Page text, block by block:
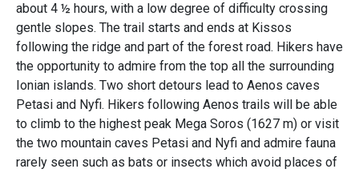
about 4 ½ hours, with a low degree of difficulty crossing
gentle slopes. The trail starts and ends at Kissos
following the ridge and part of the forest road. Hikers have
the opportunity to admire from the top all the surrounding
Ionian islands. Two short detours lead to Aenos caves
Petasi and Nyfi. Hikers following Aenos trails will be able
to climb to the highest peak Mega Soros (1627 m) or visit
the two mountain caves Petasi and Nyfi and admire fauna
rarely seen such as bats or insects which avoid places of